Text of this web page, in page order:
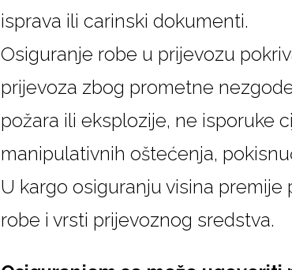
isprava ili carinski dokumenti.
Osiguranje robe u prijevozu
prijevoza zbog prometne
požara ili eksplozije, ne isporuke
manipulativnih oštećenja,
U kargo osiguranju visina premije
robe i vrsti prijevoznog sredstva.